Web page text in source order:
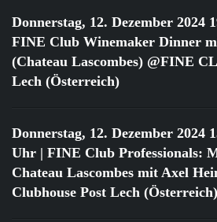
Donnerstag, 12. Dezember 2024
FINE Club Winemaker Dinner
(Chateau Lascombes) @FINE
Lech (Österreich)
Donnerstag, 12. Dezember 2024
Uhr | FINE Club Professionals:
Chateau Lascombes mit Axel
Clubhouse Post Lech (Österreich)